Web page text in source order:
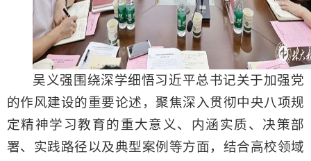
吴义强围绕深学细悟习近平总书记关于加强党
的作风建设的重要论述，聚焦深入贯彻中央八项规
定精神学习教育的重大意义、内涵实质、决策部
署、实践路径以及典型案例等方面，结合高校领域